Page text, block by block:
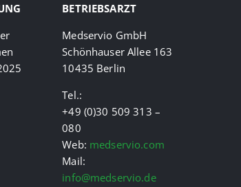
BETRIEBSARZT
Medservio GmbH
Schönhauser Allee 163
10435 Berlin
Tel.:
+49 (0)30 509 313 –
080
Web: medservio.com
Mail:
info@medservio.de